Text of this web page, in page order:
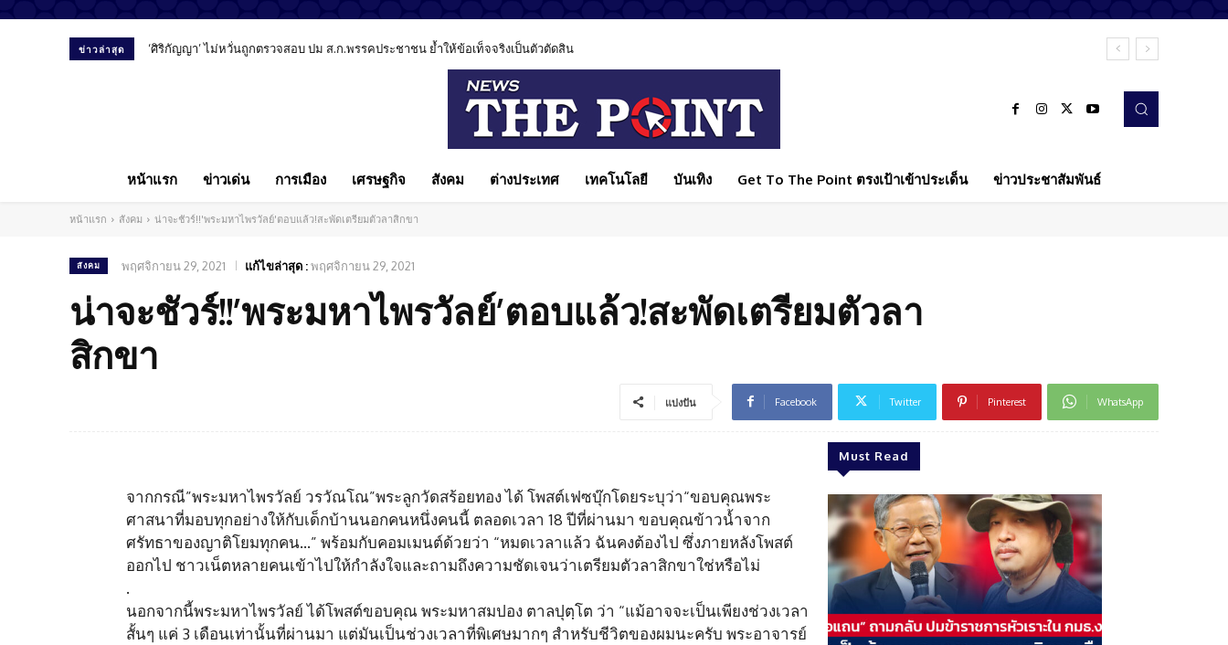
ข่าวล่าสุด ‘ศิริกัญญา’ ไม่หวั่นถูกตรวจสอบ ปม ส.ก.พรรคประชาชน ย้ำให้ข้อเท็จจริงเป็นตัวตัดสิน
หน้าแรก ข่าวเด่น การเมือง เศรษฐกิจ สังคม ต่างประเทศ เทคโนโลยี บันเทิง Get To The Point ตรงเป้าเข้าประเด็น ข่าวประชาสัมพันธ์
หน้าแรก สังคม น่าจะชัวร์!!'พระมหาไพรวัลย์'ตอบแล้ว!สะพัดเตรียมตัวลาสิกขา
สังคม พฤศจิกายน 29, 2021 แก้ไขล่าสุด :พฤศจิกายน 29, 2021
น่าจะชัวร์!!’พระมหาไพรวัลย์’ตอบแล้ว!สะพัดเตรียมตัวลา
สิกขา
แบ่งปัน Facebook Twitter Pinterest WhatsApp
จากกรณี”พระมหาไพรวัลย์ วรวัณโณ”พระลูกวัดสร้อยทอง ได้ โพสต์เฟซบุ๊กโดยระบุว่า“ขอบคุณพระ
ศาสนาที่มอบทุกอย่างให้กับเด็กบ้านนอกคนหนึ่งคนนี้ ตลอดเวลา 18 ปีที่ผ่านมา ขอบคุณข้าวน้ำจาก
ศรัทธาของญาติโยมทุกคน…” พร้อมกับคอมเมนต์ด้วยว่า “หมดเวลาแล้ว ฉันคงต้องไป ซึ่งภายหลังโพสต์
ออกไป ชาวเน็ตหลายคนเข้าไปให้กำลังใจและถามถึงความชัดเจนว่าเตรียมตัวลาสิกขาใช่หรือไม่
.
นอกจากนี้พระมหาไพรวัลย์ ได้โพสต์ขอบคุณ พระมหาสมปอง ตาลปุตฺโต ว่า “แม้อาจจะเป็นเพียงช่วงเวลา
สั้นๆ แค่ 3 เดือนเท่านั้นที่ผ่านมา แต่มันเป็นช่วงเวลาที่พิเศษมากๆ สำหรับชีวิตของผมนะครับ พระอาจารย์
Must Read